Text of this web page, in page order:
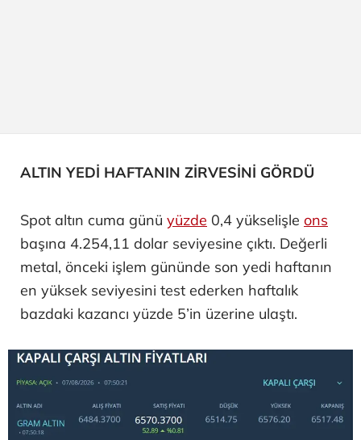
ALTIN YEDİ HAFTANIN ZİRVESİNİ GÖRDÜ
Spot altın cuma günü yüzde 0,4 yükselişle ons
başına 4.254,11 dolar seviyesine çıktı. Değerli
metal, önceki işlem gününde son yedi haftanın
en yüksek seviyesini test ederken haftalık
bazdaki kazancı yüzde 5’in üzerine ulaştı.